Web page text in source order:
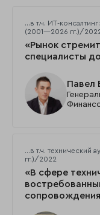
…в т.ч. ИТ-
(2001—2026 гг.)/
«Рынок
специалисты
Павел
…в т.ч. технический
гг.)/2022
«В сфере